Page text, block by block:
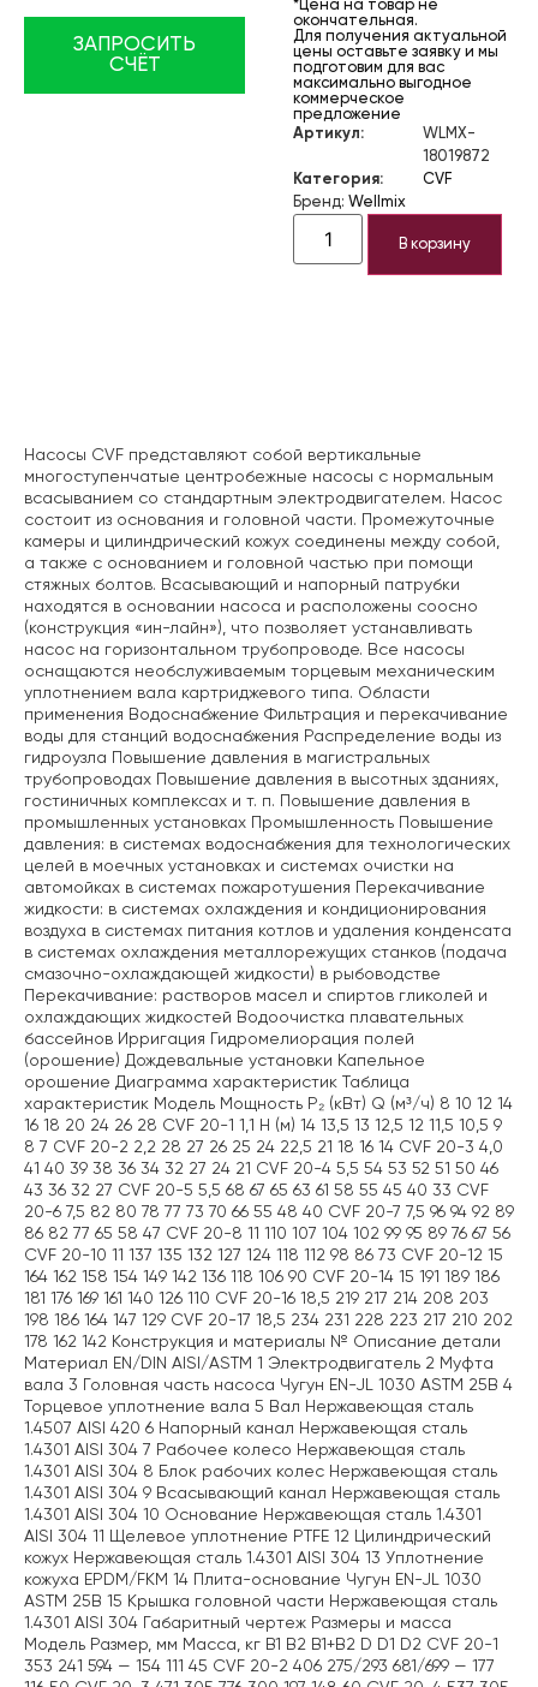
ЗАПРОСИТЬ
СЧЁТ
*Цена на товар не
окончательная.
Для получения актуальной
цены оставьте заявку и мы
подготовим для вас
максимально выгодное
коммерческое
предложение
Артикул:
WLMX-
18019872
Категория:
CVF
Бренд: Wellmix
В корзину
Насосы CVF представляют собой вертикальные
многоступенчатые центробежные насосы с нормальным
всасыванием со стандартным электродвигателем. Насос
состоит из основания и головной части. Промежуточные
камеры и цилиндрический кожух соединены между собой,
а также с основанием и головной частью при помощи
стяжных болтов. Всасывающий и напорный патрубки
находятся в основании насоса и расположены соосно
(конструкция «ин-лайн»), что позволяет устанавливать
насос на горизонтальном трубопроводе. Все насосы
оснащаются необслуживаемым торцевым механическим
уплотнением вала картриджевого типа. Области
применения Водоснабжение Фильтрация и перекачивание
воды для станций водоснабжения Распределение воды из
гидроузла Повышение давления в магистральных
трубопроводах Повышение давления в высотных зданиях,
гостиничных комплексах и т. п. Повышение давления в
промышленных установках Промышленность Повышение
давления: в системах водоснабжения для технологических
целей в моечных установках и системах очистки на
автомойках в системах пожаротушения Перекачивание
жидкости: в системах охлаждения и кондиционирования
воздуха в системах питания котлов и удаления конденсата
в системах охлаждения металлорежущих станков (подача
смазочно-охлаждающей жидкости) в рыбоводстве
Перекачивание: растворов масел и спиртов гликолей и
охлаждающих жидкостей Водоочистка плавательных
бассейнов Ирригация Гидромелиорация полей
(орошение) Дождевальные установки Капельное
орошение Диаграмма характеристик Таблица
характеристик Модель Мощность P₂ (кВт) Q (м³/ч) 8 10 12 14
16 18 20 24 26 28 CVF 20-1 1,1 H (м) 14 13,5 13 12,5 12 11,5 10,5 9
8 7 CVF 20-2 2,2 28 27 26 25 24 22,5 21 18 16 14 CVF 20-3 4,0
41 40 39 38 36 34 32 27 24 21 CVF 20-4 5,5 54 53 52 51 50 46
43 36 32 27 CVF 20-5 5,5 68 67 65 63 61 58 55 45 40 33 CVF
20-6 7,5 82 80 78 77 73 70 66 55 48 40 CVF 20-7 7,5 96 94 92 89
86 82 77 65 58 47 CVF 20-8 11 110 107 104 102 99 95 89 76 67 56
CVF 20-10 11 137 135 132 127 124 118 112 98 86 73 CVF 20-12 15
164 162 158 154 149 142 136 118 106 90 CVF 20-14 15 191 189 186
181 176 169 161 140 126 110 CVF 20-16 18,5 219 217 214 208 203
198 186 164 147 129 CVF 20-17 18,5 234 231 228 223 217 210 202
178 162 142 Конструкция и материалы № Описание детали
Материал EN/DIN AISI/ASTM 1 Электродвигатель 2 Муфта
вала 3 Головная часть насоса Чугун EN-JL 1030 ASTM 25B 4
Торцевое уплотнение вала 5 Вал Нержавеющая сталь
1.4507 AISI 420 6 Напорный канал Нержавеющая сталь
1.4301 AISI 304 7 Рабочее колесо Нержавеющая сталь
1.4301 AISI 304 8 Блок рабочих колес Нержавеющая сталь
1.4301 AISI 304 9 Всасывающий канал Нержавеющая сталь
1.4301 AISI 304 10 Основание Нержавеющая сталь 1.4301
AISI 304 11 Щелевое уплотнение PTFE 12 Цилиндрический
кожух Нержавеющая сталь 1.4301 AISI 304 13 Уплотнение
кожуха EPDM/FKM 14 Плита-основание Чугун EN-JL 1030
ASTM 25B 15 Крышка головной части Нержавеющая сталь
1.4301 AISI 304 Габаритный чертеж Размеры и масса
Модель Размер, мм Масса, кг B1 B2 B1+B2 D D1 D2 CVF 20-1
353 241 594 — 154 111 45 CVF 20-2 406 275/293 681/699 — 177